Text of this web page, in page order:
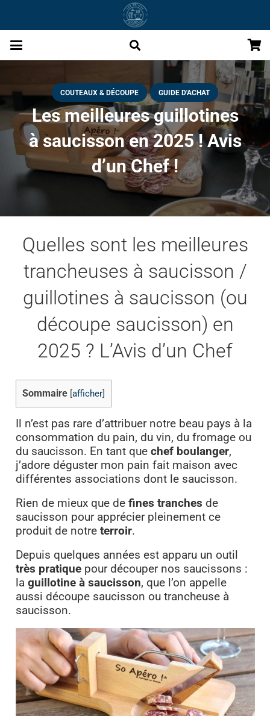
COUTEAUX & DÉCOUPE GUIDE D'ACHAT
Les meilleures guillotines
à saucisson en 2025 ! Avis
d’un Chef !
Quelles sont les meilleures
trancheuses à saucisson /
guillotines à saucisson (ou
découpe saucisson) en
2025 ? L’Avis d’un Chef
Sommaire afficher]
Il n’est pas rare d’attribuer notre beau pays à la
consommation du pain, du vin, du fromage ou
du saucisson. En tant que chef boulanger,
j’adore déguster mon pain fait maison avec
différentes associations dont le saucisson.
Rien de mieux que de fines tranches de
saucisson pour apprécier pleinement ce
produit de notre terroir.
Depuis quelques années est apparu un outil
très pratiquepour découper nos saucissons :
la guillotine à saucisson, que l’on appelle
aussi découpe saucisson ou trancheuse à
saucisson.